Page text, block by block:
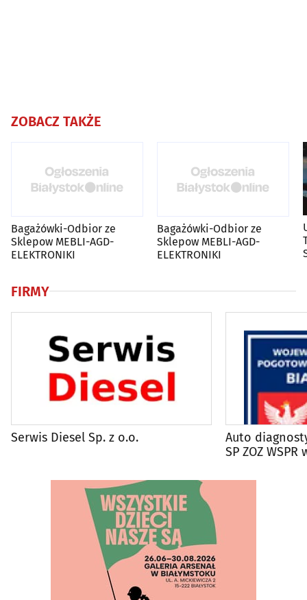
ZOBACZ TAKŻE
Bagażówki-Odbior ze
Sklepow MEBLI-AGD-
ELEKTRONIKI
Bagażówki-Odbior ze
Sklepow MEBLI-AGD-
ELEKTRONIKI
FIRMY
Serwis Diesel Sp. z o.o.
Auto
SP ZOZ